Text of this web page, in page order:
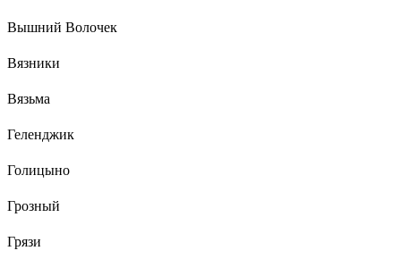
Вышний Волочек
Вязники
Вязьма
Геленджик
Голицыно
Грозный
Грязи